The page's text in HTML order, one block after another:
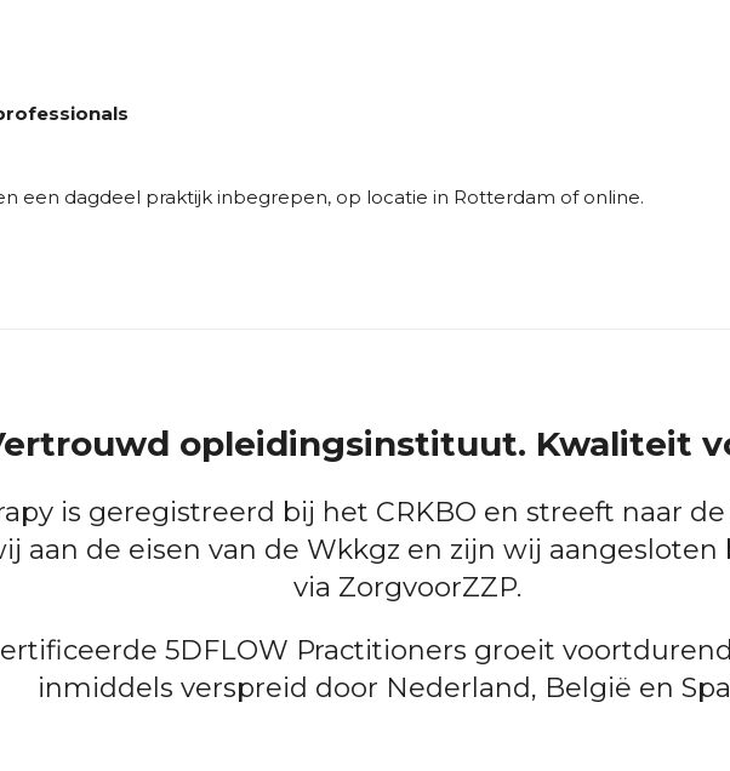
een dagdeel praktijk inbegrepen, op locatie in Rotterdam of online.
opleidingsinstituut. Kwaliteit
is geregistreerd bij het CRKBO en streeft naar
aan de eisen van de Wkkgz en zijn wij
via ZorgvoorZZP.
5DFLOW Practitioners groeit
inmiddels verspreid door Nederland, België en